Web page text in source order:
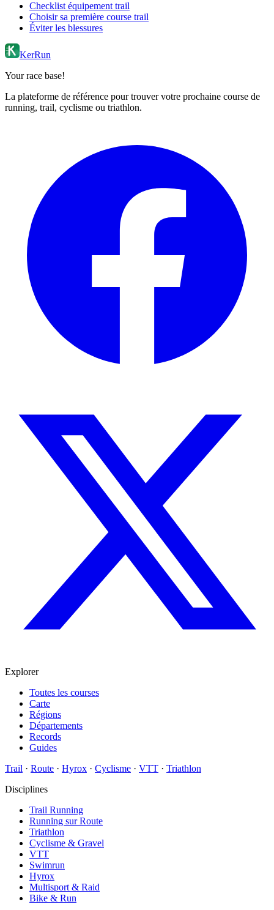
Checklist équipement trail
Choisir sa première course trail
Éviter les blessures
KerRun
Your race base!
La plateforme de référence pour trouver votre prochaine course de
running, trail, cyclisme ou triathlon.
Explorer
Toutes les courses
Carte
Régions
Départements
Records
Guides
Trail · Route · Hyrox · Cyclisme · VTT · Triathlon
Disciplines
Trail Running
Running sur Route
Triathlon
Cyclisme & Gravel
VTT
Swimrun
Hyrox
Multisport & Raid
Bike & Run